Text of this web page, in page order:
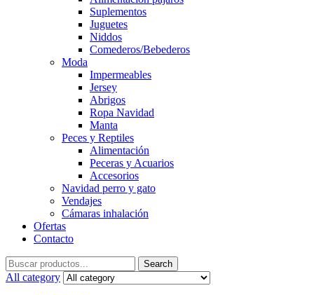
Suplementos
Juguetes
Niddos
Comederos/Bebederos
Moda
Impermeables
Jersey
Abrigos
Ropa Navidad
Manta
Peces y Reptiles
Alimentación
Peceras y Acuarios
Accesorios
Navidad perro y gato
Vendajes
Cámaras inhalación
Ofertas
Contacto
Search
for:
Search
All category